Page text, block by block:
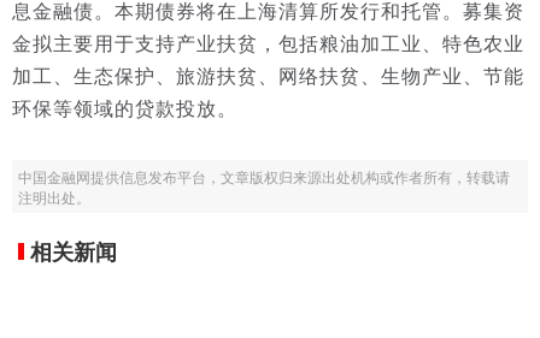
息金融债。本期债券将在上海清算所发行和托管。募集资
金拟主要用于支持产业扶贫，包括粮油加工业、特色农业
加工、生态保护、旅游扶贫、网络扶贫、生物产业、节能
环保等领域的贷款投放。
中国金融网提供信息发布平台，文章版权归来源出处机构或作者所有，转载请
注明出处。
相关新闻